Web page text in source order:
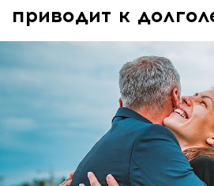
приводит к